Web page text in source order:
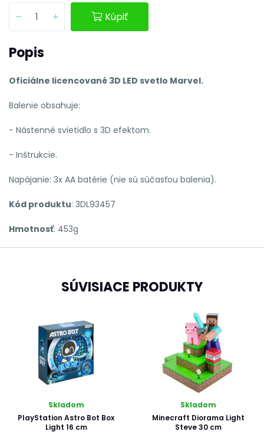
Kúpiť
Popis
Oficiálne licencované 3D LED svetlo Marvel.
Balenie obsahuje:
- Nástenné svietidlo s 3D efektom.
- Inštrukcie.
Napájanie: 3x AA batérie (nie sú súčasťou balenia).
Kód produktu: 3DL93457
Hmotnosť: 453g
SÚVISIACE PRODUKTY
Skladom
PlayStation Astro Bot Box
Light 16 cm
Skladom
Minecraft Diorama Light
Steve 30 cm